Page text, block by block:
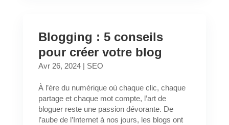
Blogging : 5 conseils
pour créer votre blog
Avr 26, 2024| SEO
À l’ère du numérique où chaque clic, chaque
partage et chaque mot compte, l’art de
bloguer reste une passion dévorante. De
l’aube de l’Internet à nos jours, les blogs ont